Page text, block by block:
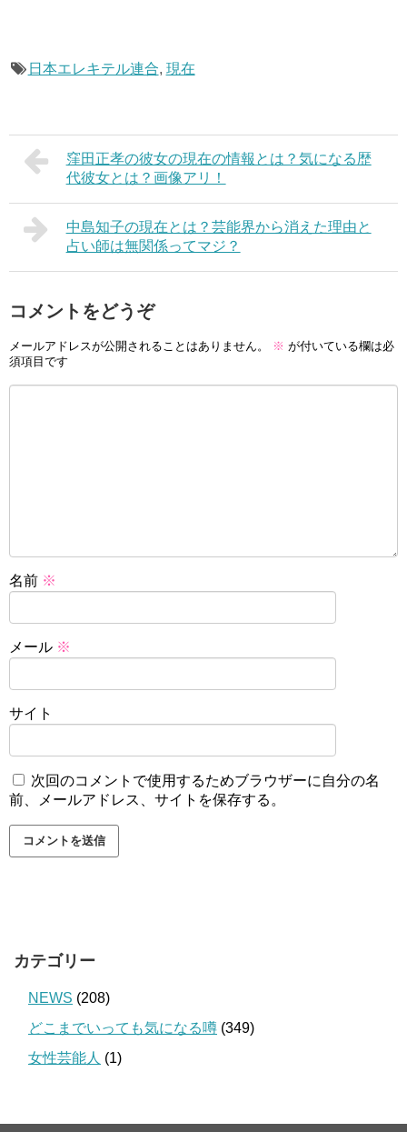
日本エレキテル連合, 現在
窪田正孝の彼女の現在の情報とは？気になる歴
代彼女とは？画像アリ！
中島知子の現在とは？芸能界から消えた理由と
占い師は無関係ってマジ？
コメントをどうぞ
メールアドレスが公開されることはありません。 ※ が付いている欄は必
須項目です
名前 ※
メール ※
サイト
次回のコメントで使用するためブラウザーに自分の名
前、メールアドレス、サイトを保存する。
カテゴリー
NEWS (208)
どこまでいっても気になる噂 (349)
女性芸能人 (1)